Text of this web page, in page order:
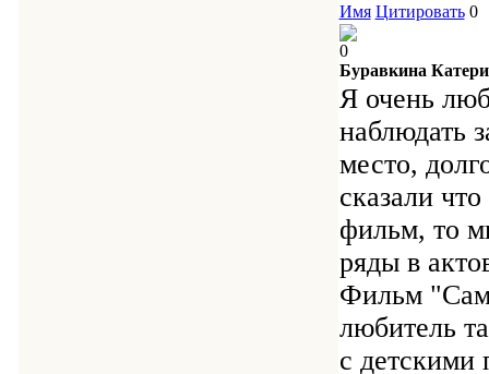
Имя Цитировать 0
0
Буравкина
Я очень
наблюдать
место,
сказали
фильм, то
ряды в
Фильм
любитель
с